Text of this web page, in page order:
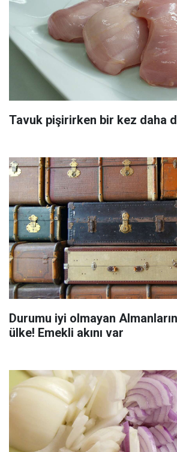
Tavuk pişirirken bir kez daha
Durumu iyi olmayan
ülke! Emekli akını var